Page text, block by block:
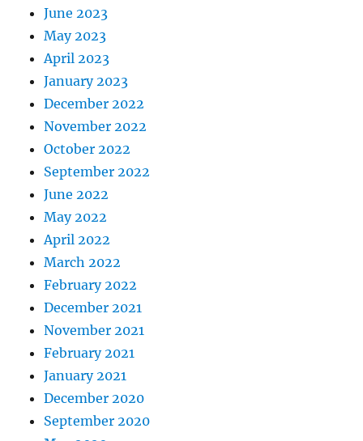
June 2023
May 2023
April 2023
January 2023
December 2022
November 2022
October 2022
September 2022
June 2022
May 2022
April 2022
March 2022
February 2022
December 2021
November 2021
February 2021
January 2021
December 2020
September 2020